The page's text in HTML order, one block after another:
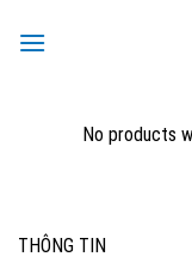
No products
THÔNG TIN